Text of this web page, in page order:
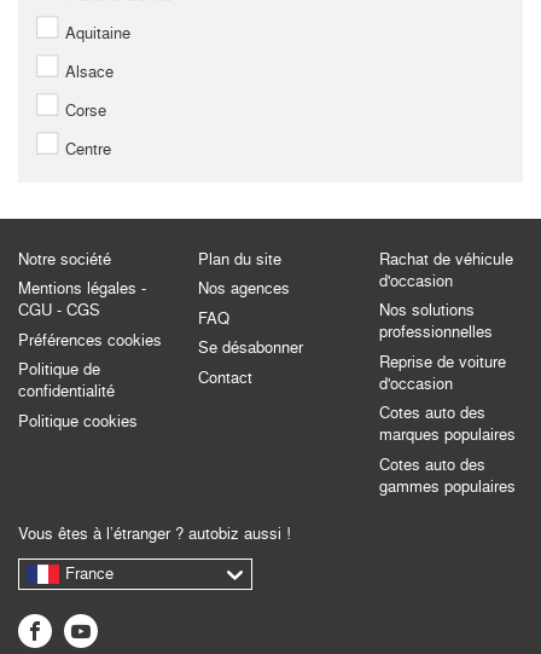
Aquitaine
Alsace
Corse
Centre
Notre société
Mentions légales -
CGU - CGS
Préférences cookies
Politique de
confidentialité
Politique cookies
Plan du site
Nos agences
FAQ
Se désabonner
Contact
Rachat de véhicule
d'occasion
Nos solutions
professionnelles
Reprise de voiture
d'occasion
Cotes auto des
marques populaires
Cotes auto des
gammes populaires
Vous êtes à l’étranger ? autobiz aussi !
France